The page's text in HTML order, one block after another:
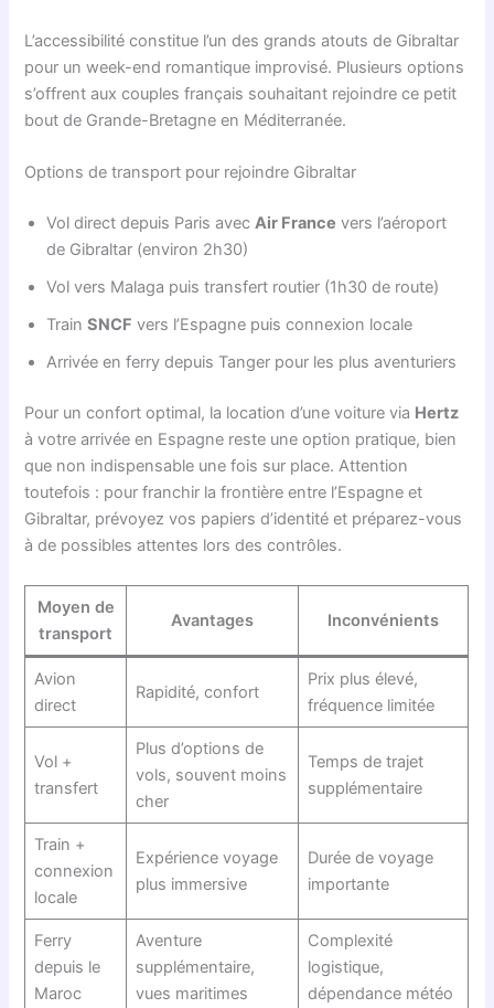
L’accessibilité constitue l’un des grands atouts de Gibraltar
pour un week-end romantique improvisé. Plusieurs options
s’offrent aux couples français souhaitant rejoindre ce petit
bout de Grande-Bretagne en Méditerranée.
Options de transport pour rejoindre Gibraltar
Vol direct depuis Paris avecAir France vers l’aéroport
de Gibraltar (environ 2h30)
Vol vers Malaga puis transfert routier (1h30 de route)
TrainSNCF vers l’Espagne puis connexion locale
Arrivée en ferry depuis Tanger pour les plus aventuriers
Pour un confort optimal, la location d’une voiture via Hertz
à votre arrivée en Espagne reste une option pratique, bien
que non indispensable une fois sur place. Attention
toutefois : pour franchir la frontière entre l’Espagne et
Gibraltar, prévoyez vos papiers d’identité et préparez-vous
à de possibles attentes lors des contrôles.
Moyen de
transport
Avantages Inconvénients
Avion
direct
Rapidité, confort
Prix plus élevé,
fréquence limitée
Vol +
transfert
Plus d’options de
vols, souvent moins
cher
Temps de trajet
supplémentaire
Train +
connexion
locale
Expérience voyage
plus immersive
Durée de voyage
importante
Ferry
depuis le
Maroc
Aventure
supplémentaire,
vues maritimes
Complexité
logistique,
dépendance météo